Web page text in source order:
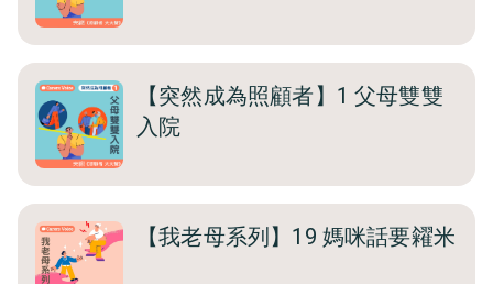
【突然成為照顧者】1 父母雙雙
入院
【我老母系列】19 媽咪話要糴米